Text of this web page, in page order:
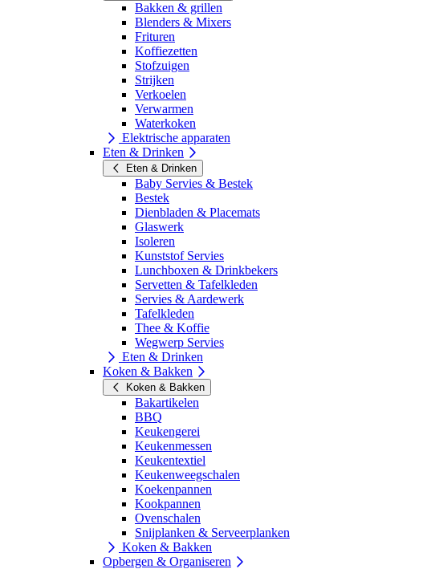
Bakken & grillen
Blenders & Mixers
Frituren
Koffiezetten
Stofzuigen
Strijken
Verkoelen
Verwarmen
Waterkoken
Elektrische apparaten
Eten & Drinken
Eten & Drinken
Baby Servies & Bestek
Bestek
Dienbladen & Placemats
Glaswerk
Isoleren
Kunststof Servies
Lunchboxen & Drinkbekers
Servetten & Tafelkleden
Servies & Aardewerk
Tafelkleden
Thee & Koffie
Wegwerp Servies
Eten & Drinken
Koken & Bakken
Koken & Bakken
Bakartikelen
BBQ
Keukengerei
Keukenmessen
Keukentextiel
Keukenweegschalen
Koekenpannen
Kookpannen
Ovenschalen
Snijplanken & Serveerplanken
Koken & Bakken
Opbergen & Organiseren